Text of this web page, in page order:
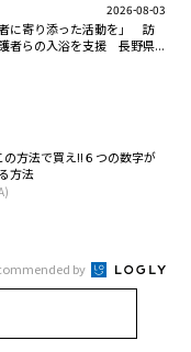
2026-08-03
に寄り添った活動を」 訪
者らの入浴を支援 長野県...
の方法で買え!!６つの数字が
方法
by